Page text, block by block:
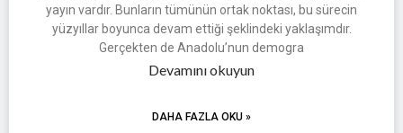
yayın vardır. Bunların tümünün ortak noktası, bu sürecin
yüzyıllar boyunca devam ettiği şeklindeki yaklaşımdır.
Gerçekten de Anadolu’nun demogra
Devamını okuyun
DAHA FAZLA OKU »